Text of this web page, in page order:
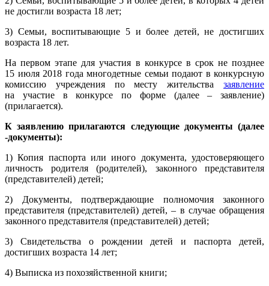
не достигли возраста 18 лет;
3) Семьи, воспитывающие 5 и более детей, не достигших
возраста 18 лет.
На первом этапе для участия в конкурсе в срок не позднее
15 июля 2018 года многодетные семьи подают в конкурсную
комиссию учреждения по месту жительства заявление
на участие в конкурсе по форме (далее – заявление)
(прилагается).
К заявлению прилагаются следующие документы (далее
-документы):
1) Копия паспорта или иного документа, удостоверяющего
личность родителя (родителей), законного представителя
(представителей) детей;
2) Документы, подтверждающие полномочия законного
представителя (представителей) детей, – в случае обращения
законного представителя (представителей) детей;
3) Свидетельства о рождении детей и паспорта детей,
достигших возраста 14 лет;
4) Выписка из похозяйственной книги;